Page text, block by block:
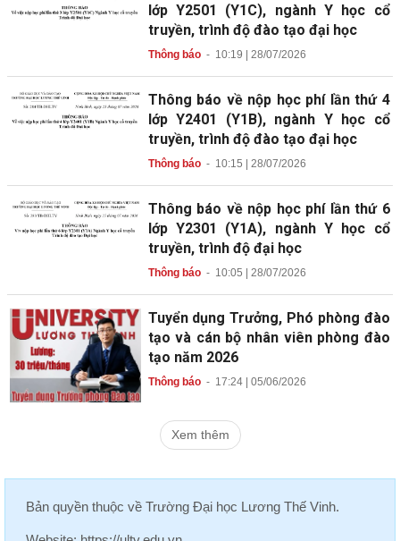
lớp Y2501 (Y1C), ngành Y học cổ
truyền, trình độ đào tạo đại học
Thông báo- 10:19 | 28/07/2026
Thông báo về nộp học phí lần thứ 4
lớp Y2401 (Y1B), ngành Y học cổ
truyền, trình độ đào tạo đại học
Thông báo- 10:15 | 28/07/2026
Thông báo về nộp học phí lần thứ 6
lớp Y2301 (Y1A), ngành Y học cổ
truyền, trình độ đại học
Thông báo- 10:05 | 28/07/2026
Tuyển dụng Trưởng, Phó phòng đào
tạo và cán bộ nhân viên phòng đào
tạo năm 2026
Thông báo- 17:24 | 05/06/2026
Xem thêm
Bản quyền thuộc về Trường Đại học Lương Thế Vinh.